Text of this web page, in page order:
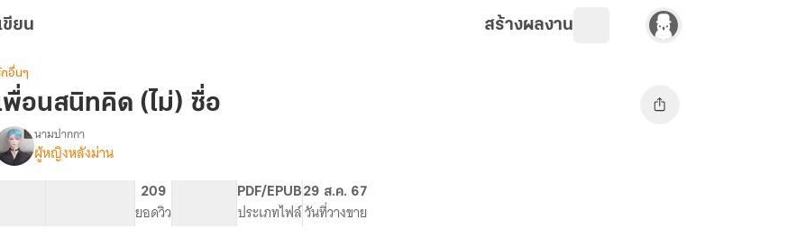
ขียน สร้างผลงาน
อื่นๆ
พื่อนสนิทคิด (ไม่) ซื่อ
อง
เพื่อน
นามปากกา
ผู้หญิงหลังม่าน
209
ยอดวิว
PDF/EPUB
ประเภทไฟล์
29 ส.ค. 67
วันที่วางขาย